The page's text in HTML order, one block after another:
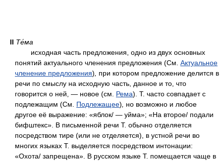
II Те́ма
исходная часть предложения, одно из двух основных
понятий актуального членения предложения (См. Актуальное
членение предложения)
при котором предложение делится в
речи по смыслу на исходную часть, данное и то, что
говорится о ней, — новое (см. Рема). Т. часто совпадает с
подлежащим (См. Подлежащее)
но возможно и любое
другое её выражение: «яблок/ — уйма»; «На второе/ подали
бифштекс». В письменной речи Т. обычно отделяется
посредством тире (или не отделяется), в устной речи во
многих языках Т. выделяется посредством интонации:
«Охота/ запрещена». В русском языке Т. помещается чаще в